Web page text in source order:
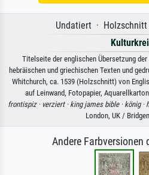
Undatiert ·
Titelseite der englischen Übersetzung
hebräischen und griechischen Texten und
Whitchurch, ca. 1539 (Holzschnitt) von
auf Leinwand, Fotopapier,
frontispiz · verziert · king james bible · könig ·
London, UK /
Andere Farbversionen